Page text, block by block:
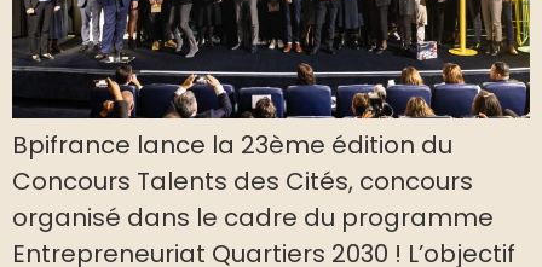
Bpifrance lance la 23ème édition du
Concours Talents des Cités, concours
organisé dans le cadre du programme
Entrepreneuriat Quartiers 2030 ! L’objectif